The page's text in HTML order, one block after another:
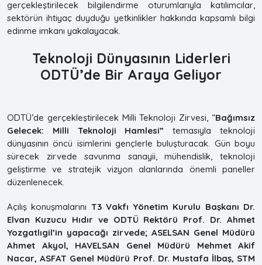
gerçekleştirilecek bilgilendirme oturumlarıyla katılımcılar,
sektörün ihtiyaç duyduğu yetkinlikler hakkında kapsamlı bilgi
edinme imkanı yakalayacak.
Teknoloji Dünyasının Liderleri
ODTÜ’de Bir Araya Geliyor
ODTÜ’de gerçekleştirilecek Milli Teknoloji Zirvesi, “Bağımsız
Gelecek: Milli Teknoloji Hamlesi” temasıyla teknoloji
dünyasının öncü isimlerini gençlerle buluşturacak. Gün boyu
sürecek zirvede savunma sanayii, mühendislik, teknoloji
geliştirme ve stratejik vizyon alanlarında önemli paneller
düzenlenecek.
Açılış konuşmalarını T3 Vakfı Yönetim Kurulu Başkanı Dr.
Elvan Kuzucu Hıdır ve ODTÜ Rektörü Prof. Dr. Ahmet
Yozgatlıgil’in yapacağı zirvede; ASELSAN Genel Müdürü
Ahmet Akyol, HAVELSAN Genel Müdürü Mehmet Akif
Nacar, ASFAT Genel Müdürü Prof. Dr. Mustafa İlbaş, STM